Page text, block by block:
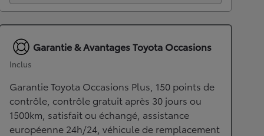
Garantie & Avantages Toyota Occasions
Inclus
Garantie Toyota Occasions Plus, 150 points de
contrôle, contrôle gratuit après 30 jours ou
1500km, satisfait ou échangé, assistance
européenne 24h/24, véhicule de remplacement